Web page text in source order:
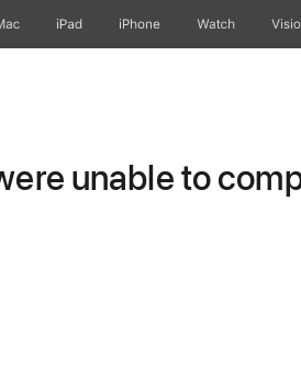
iPad iPhone Watch
unable to